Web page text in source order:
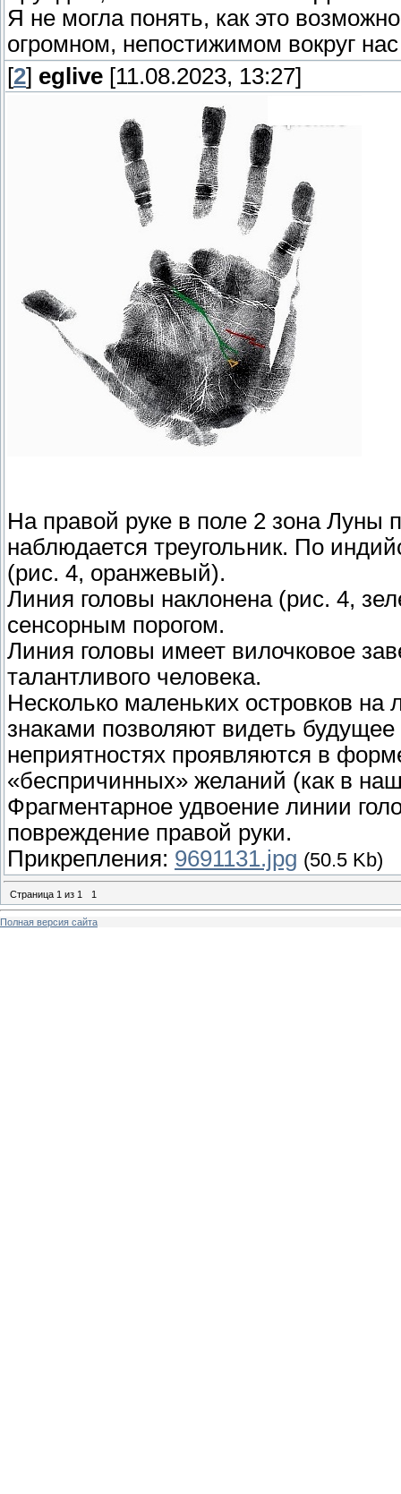
Я не могла понять, как это
огромном, непостижимом вокруг
[2] eglive [11.08.2023, 13:27]
На правой руке в поле 2 зона Луны
наблюдается треугольник. По
(рис. 4, оранжевый).
Линия головы наклонена (рис. 4,
сенсорным порогом.
Линия головы имеет вилочковое
талантливого человека.
Несколько маленьких островков
знаками позволяют видеть
неприятностях проявляются в
«беспричинных» желаний (как в
Фрагментарное удвоение линии
повреждение правой руки.
Прикрепления: 9691131.jpg (50.5 Kb)
Страница 1 из 1 1
Полная версия сайта